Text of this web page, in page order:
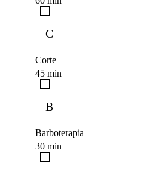
C
Corte
45 min
B
Barboterapia
30 min